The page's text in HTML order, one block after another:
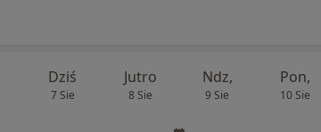
Dziś
7 Sie
Jutro
8 Sie
Ndz,
9 Sie
Pon,
10 Sie